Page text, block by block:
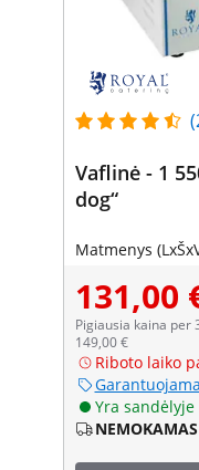
Vaflinė - 1
dog“
Matmenys
131,00
Pigiausia kaina per
149,00 €
Riboto laiko
Yra sandėlyje